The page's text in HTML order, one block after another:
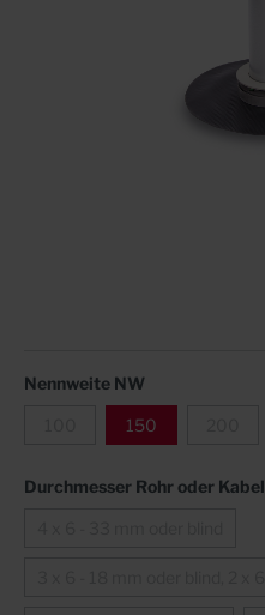
Nennweite NW
150
Durchmesser Rohr oder Kabel